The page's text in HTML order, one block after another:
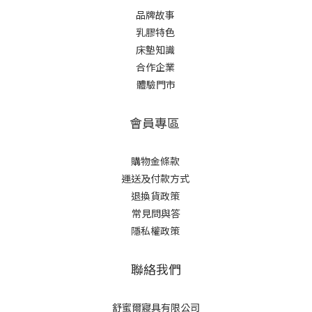
品牌故事
乳膠特色
床墊知識
合作企業
體驗門市
會員專區
購物金條款
運送及付款方式
退換貨政策
常見問與答
隱私權政策
聯絡我們
舒蜜爾寢具有限公司